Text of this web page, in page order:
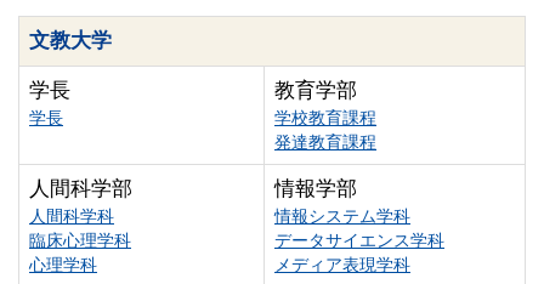
文教大学
学長
学長
教育学部
学校教育課程
発達教育課程
人間科学部
人間科学科
臨床心理学科
心理学科
情報学部
情報システム学科
データサイエンス学科
メディア表現学科